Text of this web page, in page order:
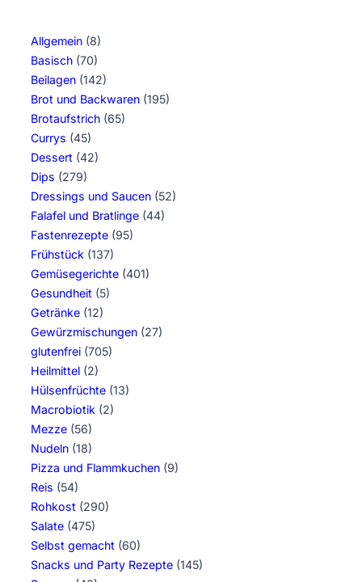
Allgemein (8)
Basisch (70)
Beilagen (142)
Brot und Backwaren (195)
Brotaufstrich (65)
Currys (45)
Dessert (42)
Dips (279)
Dressings und Saucen (52)
Falafel und Bratlinge (44)
Fastenrezepte (95)
Frühstück (137)
Gemüsegerichte (401)
Gesundheit (5)
Getränke (12)
Gewürzmischungen (27)
glutenfrei (705)
Heilmittel (2)
Hülsenfrüchte (13)
Macrobiotik (2)
Mezze (56)
Nudeln (18)
Pizza und Flammkuchen (9)
Reis (54)
Rohkost (290)
Salate (475)
Selbst gemacht (60)
Snacks und Party Rezepte (145)